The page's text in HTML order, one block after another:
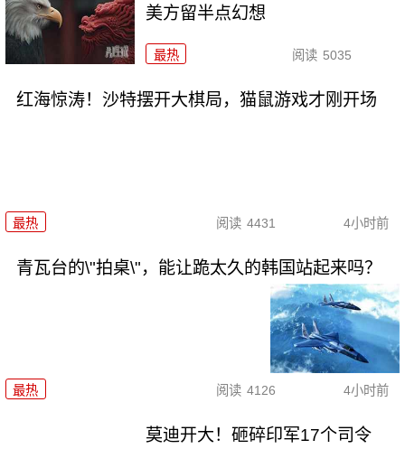
美方留半点幻想
最热 阅读 5035
红海惊涛！沙特摆开大棋局，猫鼠游戏才刚开场
最热 阅读 4431 4小时前
青瓦台的\"拍桌\"，能让跪太久的韩国站起来吗？
最热 阅读 4126 4小时前
莫迪开大！砸碎印军17个司令